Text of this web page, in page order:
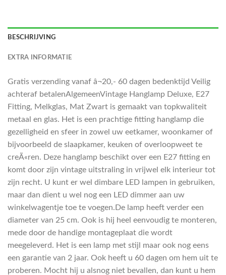
BESCHRIJVING
EXTRA INFORMATIE
Gratis verzending vanaf â¬20,- 60 dagen bedenktijd Veilig
achteraf betalenAlgemeenVintage Hanglamp Deluxe, E27
Fitting, Melkglas, Mat Zwart is gemaakt van topkwaliteit
metaal en glas. Het is een prachtige fitting hanglamp die
gezelligheid en sfeer in zowel uw eetkamer, woonkamer of
bijvoorbeeld de slaapkamer, keuken of overloopweet te
creÃ«ren. Deze hanglamp beschikt over een E27 fitting en
komt door zijn vintage uitstraling in vrijwel elk interieur tot
zijn recht. U kunt er wel dimbare LED lampen in gebruiken,
maar dan dient u wel nog een LED dimmer aan uw
winkelwagentje toe te voegen.De lamp heeft verder een
diameter van 25 cm. Ook is hij heel eenvoudig te monteren,
mede door de handige montageplaat die wordt
meegeleverd. Het is een lamp met stijl maar ook nog eens
een garantie van 2 jaar. Ook heeft u 60 dagen om hem uit te
proberen. Mocht hij u alsnog niet bevallen, dan kunt u hem